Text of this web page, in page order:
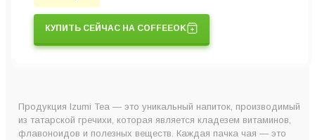
КУПИТЬ СЕЙЧАС НА COFFEEOK
Продукция Izumi Tea — это уникальный напиток, производимый
из татарской гречихи, которая является кладезем витаминов,
флавоноидов и полезных веществ. Каждая пачка чая — это